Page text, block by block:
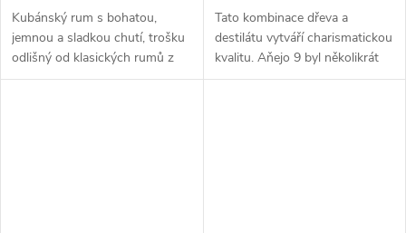
Kubánský rum s bohatou,
jemnou a sladkou chutí, trošku
odlišný od klasických rumů z
Kuby. Legendario 7 YO Elixir má
Tato kombinace dřeva a
destilátu vytváří charismatickou
kvalitu. Aňejo 9 byl několikrát
vyznamenaný jako nejlepší